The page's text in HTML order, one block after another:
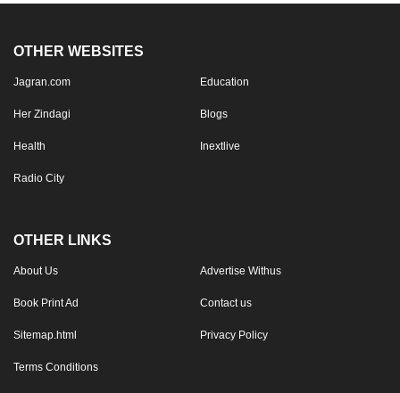
OTHER WEBSITES
Jagran.com Education
Her Zindagi Blogs
Health Inextlive
Radio City
OTHER LINKS
About Us Advertise Withus
Book Print Ad Contact us
Sitemap.html Privacy Policy
Terms Conditions